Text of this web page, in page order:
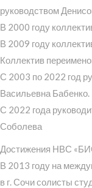
руководством
В 2000 году
В 2009 году
Коллектив
С 2003 по 2022 год
Васильевна Бабенко.
С 2022 года
Соболева
Достижения НВС
В 2013 году на
в г. Сочи солисты